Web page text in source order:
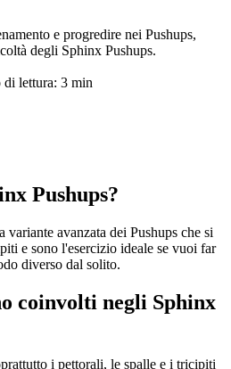
e progredire nei Pushups,
degli Sphinx Pushups.
lettura: 3 min
Pushups?
avanzata dei Pushups che si
e sono l'esercizio ideale se vuoi far
diverso dal solito.
coinvolti negli Sphinx
i pettorali, le spalle e i tricipiti